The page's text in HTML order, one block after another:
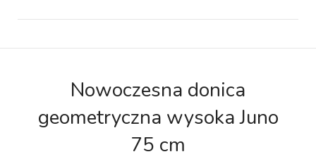
Nowoczesna donica
geometryczna wysoka Juno
75 cm